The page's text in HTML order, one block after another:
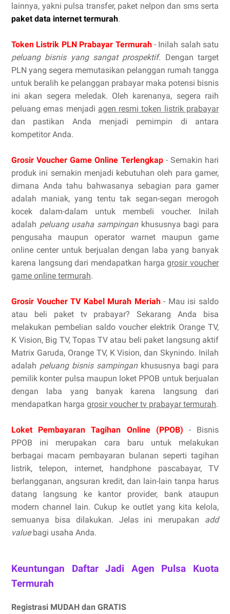
lainnya, yakni pulsa transfer, paket nelpon dan sms serta
paket data internet termurah.
Token Listrik PLN Prabayar Termurah- Inilah salah satu
peluang bisnis yang sangat prospektif. Dengan target
PLN yang segera memutasikan pelanggan rumah tangga
untuk beralih ke pelanggan prabayar maka potensi bisnis
ini akan segera meledak. Oleh karenanya, segera raih
peluang emas menjadi agen resmi token listrik prabayar
dan pastikan Anda menjadi pemimpin di antara
kompetitor Anda.
Grosir Voucher Game Online Terlengkap- Semakin hari
produk ini semakin menjadi kebutuhan oleh para gamer,
dimana Anda tahu bahwasanya sebagian para gamer
adalah maniak, yang tentu tak segan-segan merogoh
kocek dalam-dalam untuk membeli voucher. Inilah
adalah peluang usaha sampingankhususnya bagi para
pengusaha maupun operator warnet maupun game
online center untuk berjualan dengan laba yang banyak
karena langsung dari mendapatkan hargagrosir voucher
game online termurah.
Grosir Voucher TV Kabel Murah Meriah- Mau isi saldo
atau beli paket tv prabayar? Sekarang Anda bisa
melakukan pembelian saldo voucher elektrik Orange TV,
K Vision, Big TV, Topas TV atau beli paket langsung aktif
Matrix Garuda, Orange TV, K Vision, dan Skynindo. Inilah
adalah peluang bisnis sampingankhususnya bagi para
pemilik konter pulsa maupun loket PPOB untuk berjualan
dengan laba yang banyak karena langsung dari
mendapatkan harga grosir voucher tv prabayar termurah.
Loket Pembayaran Tagihan Online (PPOB) - Bisnis
PPOB ini merupakan cara baru untuk melakukan
berbagai macam pembayaran bulanan seperti tagihan
listrik, telepon, internet, handphone pascabayar, TV
berlangganan, angsuran kredit, dan lain-lain tanpa harus
datang langsung ke kantor provider, bank ataupun
modern channel lain. Cukup ke outlet yang kita kelola,
semuanya bisa dilakukan. Jelas ini merupakan add
valuebagi usaha Anda.
Keuntungan Daftar Jadi Agen Pulsa Kuota
Termurah
Registrasi MUDAH dan GRATIS